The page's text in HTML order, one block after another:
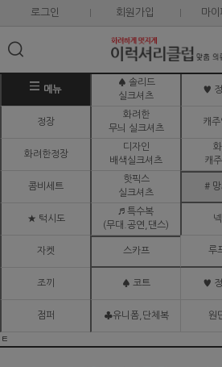
로그인 회원가입 마이
메뉴
♠ 솔리드
실크셔츠
♥
정장
화려한
무늬 실크셔츠
캐
화려한정장
디자인
배색실크셔츠
캐
콤비세트
핫픽스
실크셔츠
#
★ 턱시도
♬ 특수복
(무대.공연,댄스)
자켓 스카프 루
조끼 ♠ 코트 ♥ 정
점퍼 ♣유니폼,단체복 원
ㅌ